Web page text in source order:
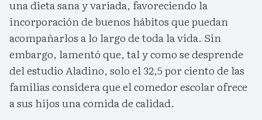
una dieta sana y variada, favoreciendo la
incorporación de buenos hábitos que puedan
acompañarlos a lo largo de toda la vida. Sin
embargo, lamentó que, tal y como se desprende
del estudio Aladino, solo el 32,5 por ciento de las
familias considera que el comedor escolar ofrece
a sus hijos una comida de calidad.